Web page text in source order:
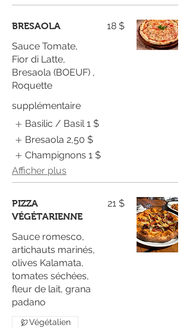
BRESAOLA
Sauce Tomate,
Fior di Latte,
Bresaola (BOEUF) ,
18 $
supplémentaire
Basilic / Basil 1 $
Bresaola 2,50 $
Champignons 1 $
Afficher plus
PIZZA
VÉGÉTARIENNE
Sauce romesco,
artichauts marinés,
olives Kalamata,
tomates séchées,
fleur de lait, grana
padano
21 $
Végétalien